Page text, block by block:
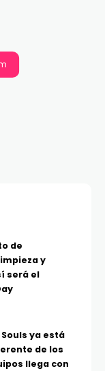
de
y
será el
Souls ya está
de los
llega con